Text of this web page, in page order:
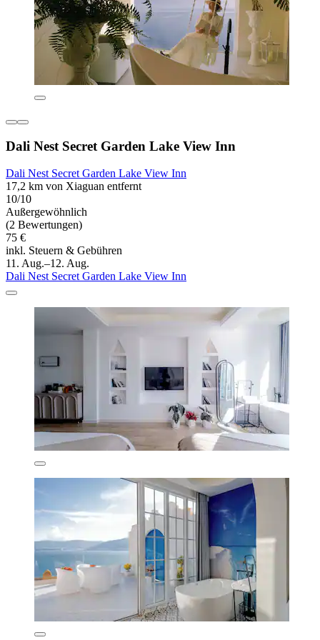
Dali Nest Secret Garden Lake View Inn
Dali Nest Secret Garden Lake View Inn
17,2 km von Xiaguan entfernt
10/10
Außergewöhnlich
(2 Bewertungen)
75 €
inkl. Steuern & Gebühren
11. Aug.–12. Aug.
Dali Nest Secret Garden Lake View Inn